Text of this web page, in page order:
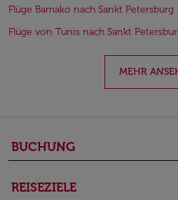
Flüge Bamako nach Sankt Petersburg
Flüge von Tunis nach Sankt
MEHR
BUCHUNG
REISEZIELE